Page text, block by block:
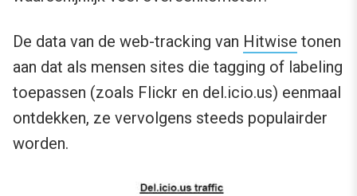
De data van de web-tracking van Hitwise tonen
aan dat als mensen sites die tagging of labeling
toepassen (zoals Flickr en del.icio.us) eenmaal
ontdekken, ze vervolgens steeds populairder
worden.